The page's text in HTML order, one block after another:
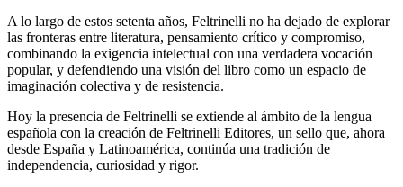
A lo largo de estos setenta años, Feltrinelli no ha dejado de explorar
las fronteras entre literatura, pensamiento crítico y compromiso,
combinando la exigencia intelectual con una verdadera vocación
popular, y defendiendo una visión del libro como un espacio de
imaginación colectiva y de resistencia.
Hoy la presencia de Feltrinelli se extiende al ámbito de la lengua
española con la creación de Feltrinelli Editores, un sello que, ahora
desde España y Latinoamérica, continúa una tradición de
independencia, curiosidad y rigor.